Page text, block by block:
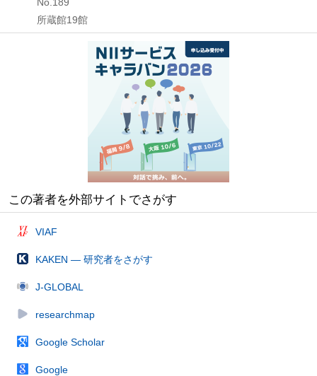
所蔵館19館
この著者を外部サイトでさがす
VIAF
KAKEN — 研究者をさがす
J-GLOBAL
researchmap
Google Scholar
Google